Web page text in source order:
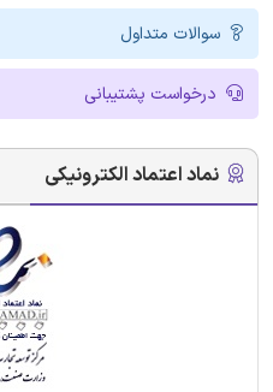
سوالات متداول
درخواست پشتیبانی
نماد اعتماد الکترونیکی